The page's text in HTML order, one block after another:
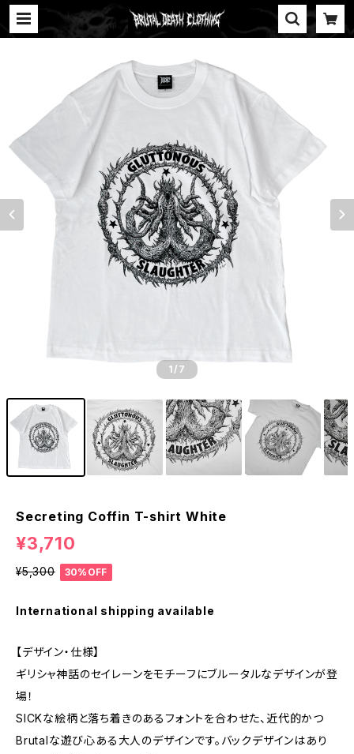
1 /7
Secreting Coffin T-shirt White
¥3,710
¥5,300 30%OFF
International shipping available
【デザイン・仕様】
ギリシャ神話のセイレーンをモチーフにブルータルなデザインが登
場！
SICKな絵柄と落ち着きのあるフォントを合わせた、近代的かつ
Brutalな遊び心ある大人のデザインです。バックデザインはあり